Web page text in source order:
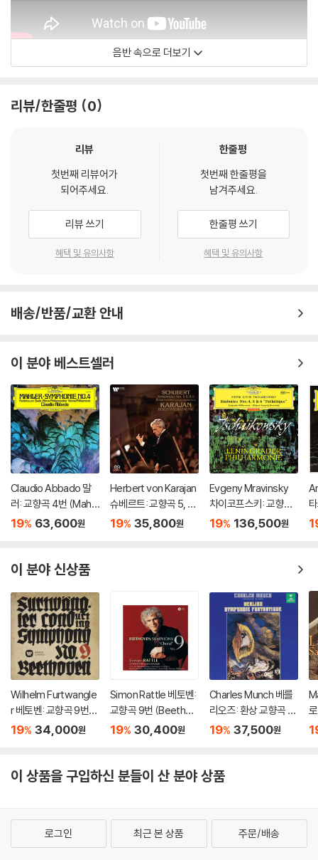
Various Artists - Topic
음반 속으로 더보기
리뷰/한줄평 0
리뷰
첫번째 리뷰어가
되어주세요.
리뷰 쓰기
혜택 및 유의사항
한줄평
첫번째 한줄평을
남겨주세요.
한줄평 쓰기
혜택 및 유의사항
배송/반품/교환 안내
이 분야 베스트셀러
Claudio Abbado 말
러: 교향곡 4번 (Mahle
r: Symphony No. 4)
19% 63,600원
Herbert von Karajan
슈베르트: 교향곡 5, 6,
8, 9번 (Schubert: Sy
19% 35,800원
Evgeny Mravinsky
차이코프스키: 교향곡
4, 5, 6번 '비창' (Tchai
19% 136,500원
이 분야 신상품
Wilhelm Furtwangle
r 베토벤: 교향곡 9번
(Beethoven: Symph
19% 34,000원
Simon Rattle 베토벤:
교향곡 9번 (Beethov
en: Symphony No.
19% 30,400원
Charles Munch 베를
리오즈: 환상 교향곡 (B
erlioz: Symphonie F
19% 37,500원
이 상품을 구입하신 분들이 산 분야 상품
로그인 최근 본 상품 주문/배송